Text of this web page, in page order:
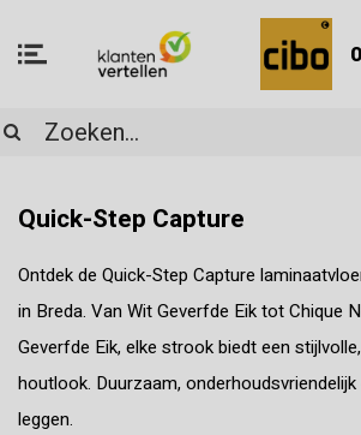
Quick-Step Capture
Ontdek de Quick-Step Capture
in Breda. Van Wit Geverfde Eik tot Chique
Geverfde Eik, elke strook biedt een
houtlook. Duurzaam,
leggen.